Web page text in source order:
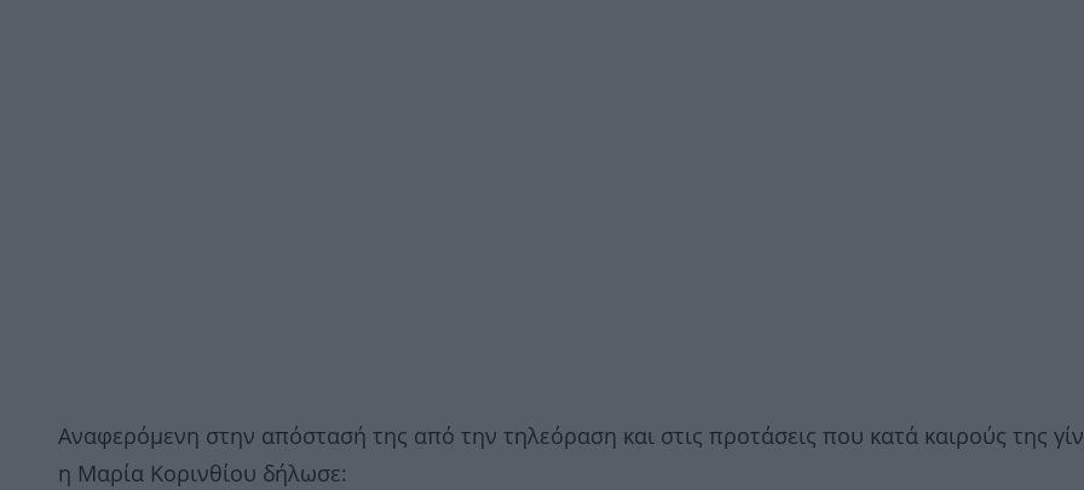
Αναφερόμενη στην απόστασή της από την τηλεόραση και στις προτάσεις που κατά καιρούς της
η Μαρία Κορινθίου δήλωσε: